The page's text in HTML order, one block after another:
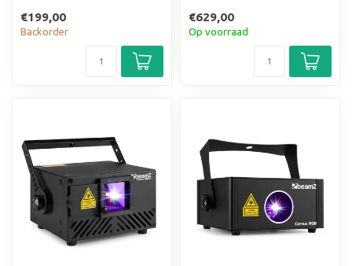
€199,00
Backorder
movement
€629,00
Op voorraad